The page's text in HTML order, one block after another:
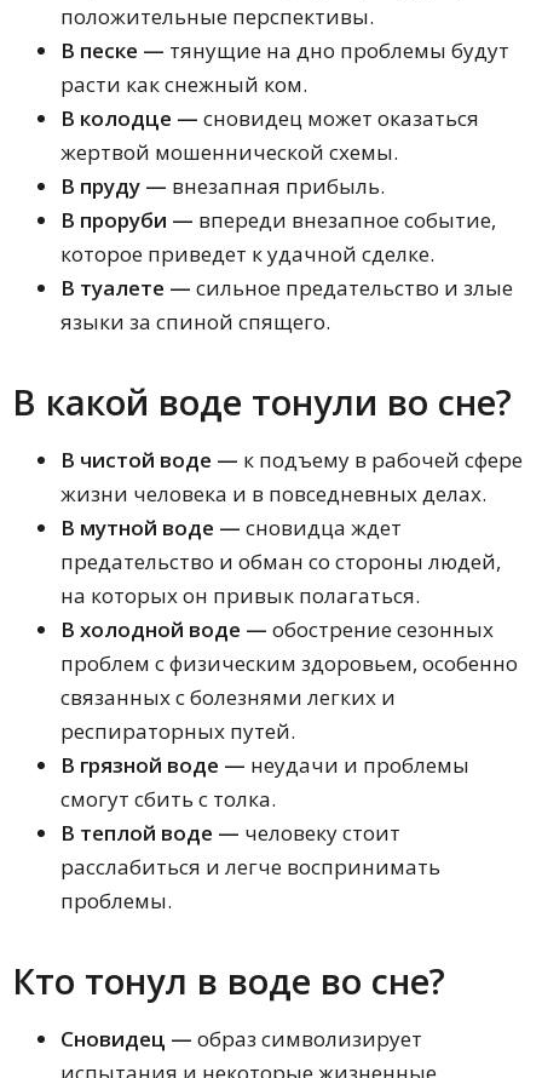
положительные перспективы.
В песке — тянущие на дно проблемы будут
расти как снежный ком.
В колодце — сновидец может оказаться
жертвой мошеннической схемы.
В пруду — внезапная прибыль.
В проруби — впереди внезапное событие,
которое приведет к удачной сделке.
В туалете — сильное предательство и злые
языки за спиной спящего.
В какой воде тонули во сне?
В чистой воде — к подъему в рабочей сфере
жизни человека и в повседневных делах.
В мутной воде — сновидца ждет
предательство и обман со стороны людей,
на которых он привык полагаться.
В холодной воде — обострение сезонных
проблем с физическим здоровьем, особенно
связанных с болезнями легких и
респираторных путей.
В грязной воде — неудачи и проблемы
смогут сбить с толка.
В теплой воде — человеку стоит
расслабиться и легче воспринимать
проблемы.
Кто тонул в воде во сне?
Сновидец — образ символизирует